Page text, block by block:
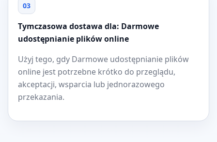
03
Tymczasowa dostawa dla: Darmowe
udostępnianie plików online
Użyj tego, gdy Darmowe udostępnianie plików
online jest potrzebne krótko do przeglądu,
akceptacji, wsparcia lub jednorazowego
przekazania.